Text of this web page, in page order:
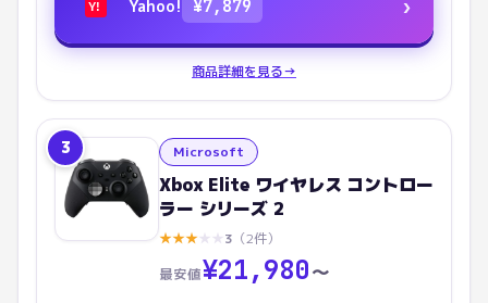
Y! Yahoo! ¥7,879
商品詳細を見る→
3 Microsoft
Xbox Elite ワイヤレス コントロー
ラー シリーズ 2
★★★★ ★3 （2件）
最安値¥21,980〜